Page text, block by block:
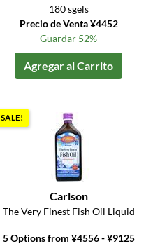
180 sgels
Precio de Venta ¥4452
Guardar 52%
Agregar al Carrito
SALE!
Carlson
The Very Finest Fish Oil Liquid
5 Options from ¥4556 - ¥9125